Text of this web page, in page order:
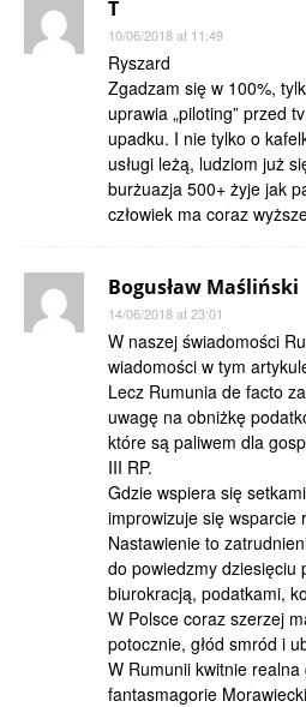
T
10/06/2018 at 11:49
Ryszard
Zgadzam się w 100%,
uprawia „piloting” przed
upadku. I nie tylko o
usługi leżą, ludziom już
burżuazja 500+ żyje jak
człowiek ma coraz
Bogusław Maśliński
14/06/2018 at 23:01
W naszej świadomości
wiadomości w tym
Lecz Rumunia de facto
uwagę na obniżkę
które są paliwem dla
III RP.
Gdzie wspiera się
improwizuje się wsparcie
Nastawienie to
do powiedzmy dziesięciu
biurokracją, podatkami,
W Polsce coraz szerzej
potocznie, głód smród i
W Rumunii kwitnie
fantasmagorie